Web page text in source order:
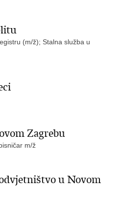
(m/ž); Stalna služba u
Zagrebu
m/ž
u Novom